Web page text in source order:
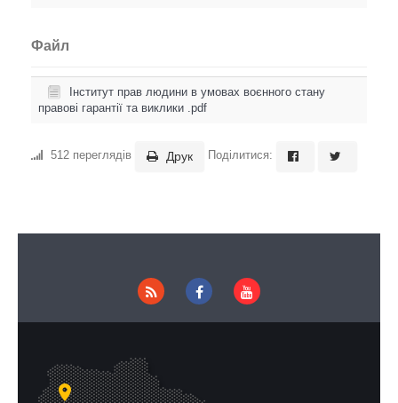
Файл
Інститут прав людини в умовах воєнного стану
правові гарантії та виклики .pdf
512 переглядів Друк Поділитися: